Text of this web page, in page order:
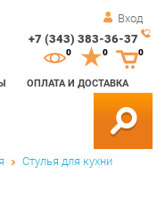
Вход
+7 (343) 383-36-37
ОПЛАТА И ДОСТАВКА
0 0
Стулья для кухни